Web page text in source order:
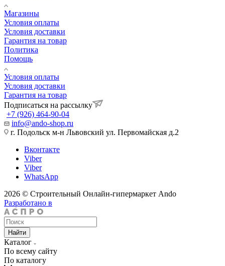
Магазины
Условия оплаты
Условия доставки
Гарантия на товар
Политика
Помощь
Условия оплаты
Условия доставки
Гарантия на товар
Подписаться на рассылку
+7 (926) 464-90-04
info@ando-shop.ru
г. Подольск м-н Львовский ул. Первомайская д.2
Вконтакте
Viber
Viber
WhatsApp
2026 © Строительный Онлайн-гипермаркет Ando
Разработано в
Найти
Каталог
По всему сайту
По каталогу